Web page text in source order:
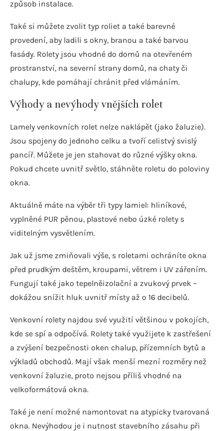
způsob instalace.
Také si můžete zvolit typ roliet a také barevné
provedení, aby ladili s okny, branou a také barvou
fasády. Rolety jsou vhodné do domů na otevřeném
prostranství, na severní strany domů, na chaty či
chalupy, kde pomáhají chránit před vlámáním.
Výhody a nevýhody vnějších rolet
Lamely venkovních rolet nelze naklápět (jako žaluzie).
Jsou spojeny do jednoho celku a tvoří celistvý svislý
pancíř. Můžete je jen stahovat do různé výšky okna.
Pokud chcete uvnitř světlo, stáhněte roletu do poloviny
okna.
Aktuálně máte na výběr tři typy lamiel: hliníkové,
vyplněné PUR pěnou, plastové nebo úzké rolety s
viditelným vysvětlením.
Jak už jsme zmiňovali výše, s roletami ochráníte okna
před prudkým deštěm, kroupami, větrem i UV zářením.
Fungují také jako tepelněizolační a zvukový prvek –
dokážou snížit hluk uvnitř místy až o 16 decibelů.
Venkovní rolety najdou své využití většinou v pokojích,
kde se spí a odpočívá. Rolety také využijete k zastřešení
a zvýšení bezpečnosti oken chalup, přízemních bytů a
výkladů obchodů. Mají však menší mezní rozměry než
venkovní žaluzie, proto nejsou příliš vhodné na
velkoformátová okna.
Také je není možné namontovat na atypicky tvarovaná
okna. Nevýhodou je i nutnost stavebního zásahu při